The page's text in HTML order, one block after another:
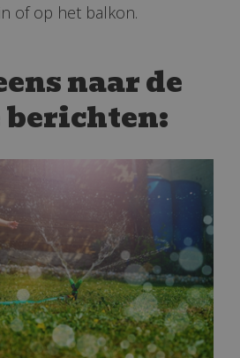
of op het balkon.
naar de
berichten: